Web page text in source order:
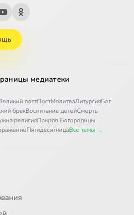
медиатеки
постПостМолитваЛитургияБог
бракВоспитание детейСмерть
религияПокров Богородицы
ПятидесятницаВсе темы →